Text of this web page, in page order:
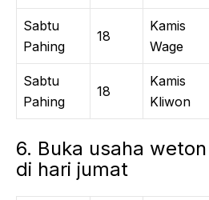
Sabtu
Pahing
18
Kamis
Wage
Sabtu
Pahing
18
Kamis
Kliwon
6. Buka usaha
di hari jumat